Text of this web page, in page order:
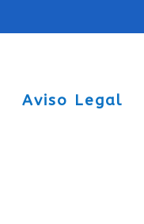
Aviso Legal